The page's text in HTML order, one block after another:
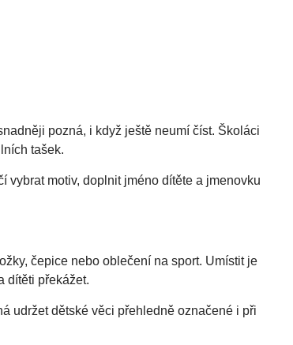
pozná, i když ještě neumí číst. Školáci
tašek.
vybrat motiv, doplnit jméno dítěte a jmenovku
čepice nebo oblečení na sport. Umístit je
dítěti překážet.
udržet dětské věci přehledně označené i při